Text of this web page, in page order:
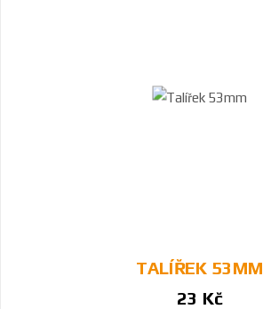
TALÍŘEK 53MM
23 Kč